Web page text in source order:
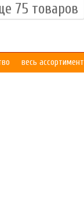
75 товаров
весь ассортимент